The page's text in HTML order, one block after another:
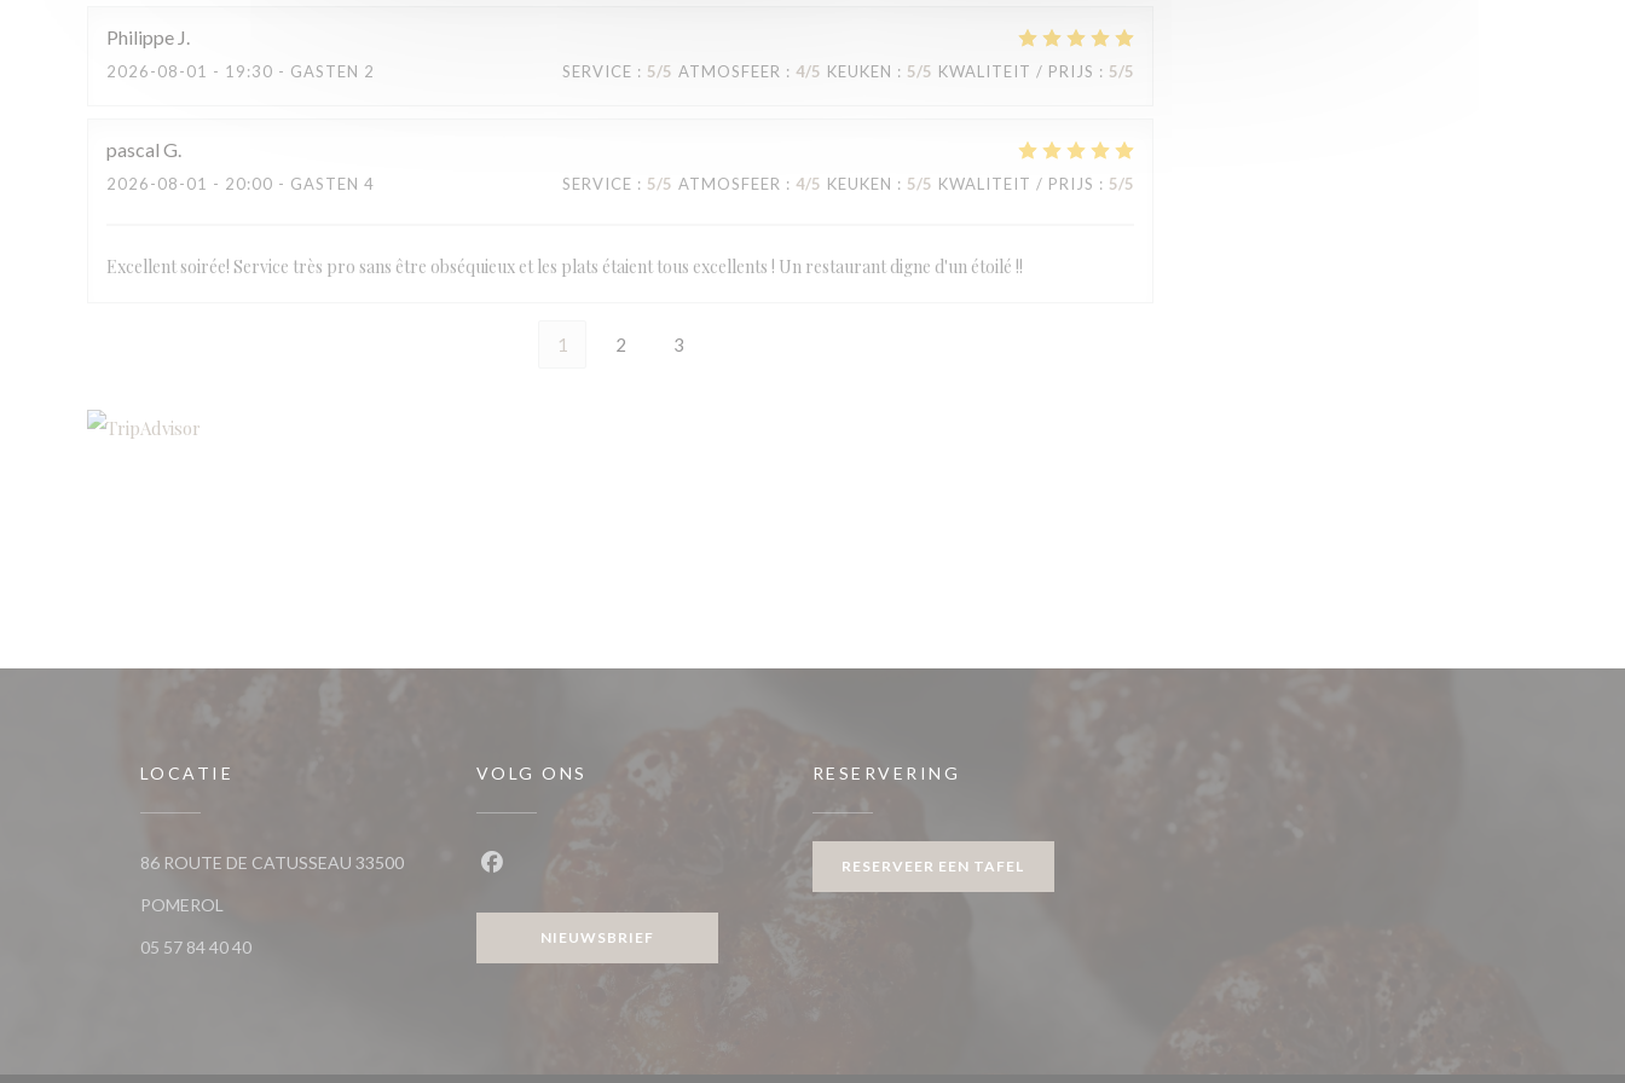
Philippe J
2026-08-01 - 19:30 - GASTEN 2 SERVICE : 5/5 ATMOSFEER : 4/5 KEUKEN : 5/5 KWALITEIT / PRIJS : 5/5
pascal G
2026-08-01 - 20:00 - GASTEN 4 SERVICE : 5/5 ATMOSFEER : 4/5 KEUKEN : 5/5 KWALITEIT / PRIJS : 5/5
Excellent soirée! Service très pro sans être obséquieux et les plats étaient tous excellents ! Un restaurant digne d'un étoilé !!
1 2 3
LOCATIE
86 ROUTE DE CATUSSEAU 33500
POMEROL
05 57 84 40 40
VOLG ONS
NIEUWSBRIEF
RESERVERING
RESERVEER EEN TAFEL